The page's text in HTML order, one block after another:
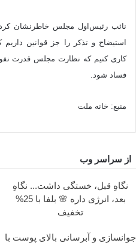
نائب رئیس‌‌اول مجلس خاطرنشان
استیضاح و تذکر را جز قوانین
کاری کنیم که نظارت مجلس قدرت
فساد شود.
منبع: خانه ملت
از سراسر وب
نگاهِ قبل، خستگی داشت... نگاهِ
بعد، انرژی داره 🌸 بلفا با 25%
تخفیف
جوانسازی و آبرسانی بالای پوست با